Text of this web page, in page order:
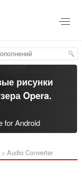
рисунки
Opera.
for Android
Audio Converter‎